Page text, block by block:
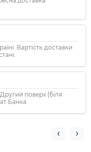
Вартість доставки
Другий поверх (біля
Банка